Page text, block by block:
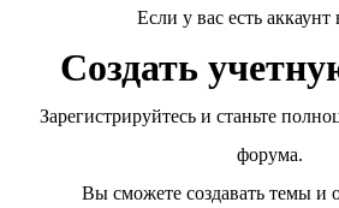
Если у вас есть аккаунт
Создать
Зарегистрируйтесь и станьте
форума.
Вы сможете создавать темы и